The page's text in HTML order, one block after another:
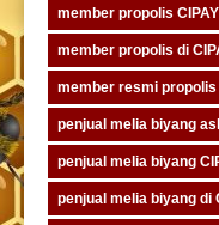
member propolis
member propolis di
member resmi propolis
penjual melia biyang
penjual melia biyang
penjual melia biyang di